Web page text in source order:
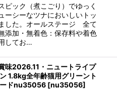
ピック（煮こごり）でゆっく
ーシーなツナにおいしいトッ
した。オールステージ 全て
添加・無着色：保存料や着色
してお…
味2026.11・ニュートライプ
1.8kg全年齢猫用グリーント
ードnu35056 [nu35056]